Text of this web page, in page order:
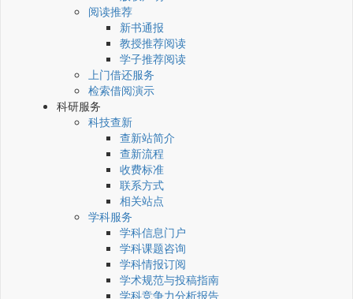
阅读推荐
新书通报
教授推荐阅读
学子推荐阅读
上门借还服务
检索借阅演示
科研服务
科技查新
查新站简介
查新流程
收费标准
联系方式
相关站点
学科服务
学科信息门户
学科课题咨询
学科情报订阅
学术规范与投稿指南
学科竞争力分析报告